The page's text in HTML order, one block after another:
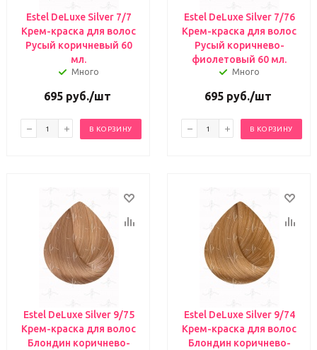
Estel DeLuxe Silver 7/7
Крем-краска для волос
Русый коричневый 60
мл.
Много
695руб./шт
В КОРЗИНУ
Estel DeLuxe Silver 7/76
Крем-краска для волос
Русый коричнево-
фиолетовый 60 мл.
Много
695руб./шт
В КОРЗИНУ
Estel DeLuxe Silver 9/75
Крем-краска для волос
Блондин коричнево-
Estel DeLuxe Silver 9/74
Крем-краска для волос
Блондин коричнево-